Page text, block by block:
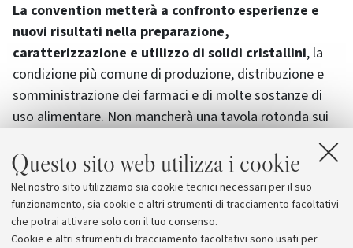
Questo sito web utilizza i cookie
Nel nostro sito utilizziamo sia cookie tecnici necessari per il suo
funzionamento, sia cookie e altri strumenti di tracciamento facoltativi
che potrai attivare solo con il tuo consenso.
Cookie e altri strumenti di tracciamento facoltativi sono usati per
La convention metterà a confronto esperienze e
nuovi risultati nella preparazione,
caratterizzazione e utilizzo di solidi cristallini, la
condizione più comune di produzione, distribuzione e
somministrazione dei farmaci e di molte sostanze di
uso alimentare. Non mancherà una tavola rotonda sui
occasione per i giovani ricercatori di entrare in contatto
con le problematiche più calde di un mondo in continua,
rapidissima, evoluzione. La convention sarà aperta
domenica alle ore 14 dal Prof. Dario Braga.